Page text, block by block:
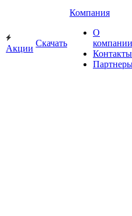
Акции
Скачать
Компания
О
компании
Контакты